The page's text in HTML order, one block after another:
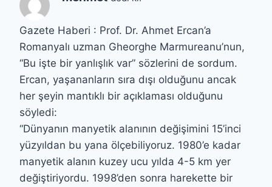
Gazete Haberi : Prof. Dr. Ahmet Ercan’a
Romanyalı uzman Gheorghe Marmureanu’nun,
“Bu işte bir yanlışlık var” sözlerini de sordum.
Ercan, yaşananların sıra dışı olduğunu ancak
her şeyin mantıklı bir açıklaması olduğunu
söyledi:
“Dünyanın manyetik alanının değişimini 15’inci
yüzyıldan bu yana ölçebiliyoruz. 1980’e kadar
manyetik alanın kuzey ucu yılda 4-5 km yer
değiştiriyordu. 1998’den sonra harekette bir